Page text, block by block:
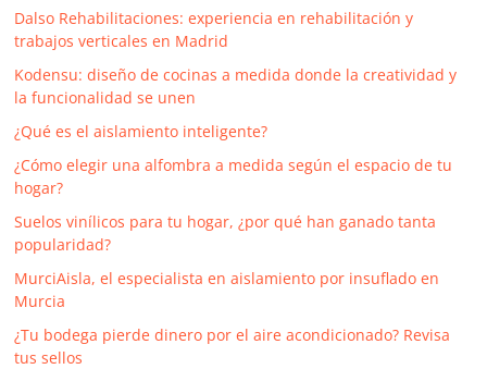
Dalso Rehabilitaciones: experiencia en rehabilitación y
trabajos verticales en Madrid
Kodensu: diseño de cocinas a medida donde la creatividad y
la funcionalidad se unen
¿Qué es el aislamiento inteligente?
¿Cómo elegir una alfombra a medida según el espacio de tu
hogar?
Suelos vinílicos para tu hogar, ¿por qué han ganado tanta
popularidad?
MurciAisla, el especialista en aislamiento por insuflado en
Murcia
¿Tu bodega pierde dinero por el aire acondicionado? Revisa
tus sellos